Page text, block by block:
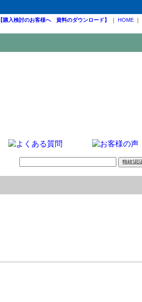
【購入検討のお客様へ 資料のダウンロード】 ｜ HOME ｜